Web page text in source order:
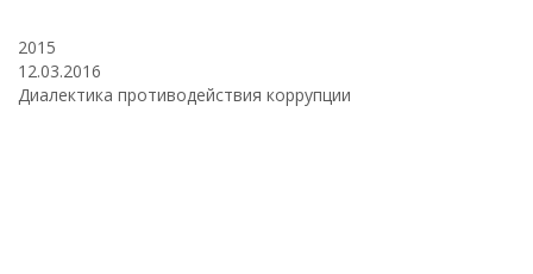
2015
12.03.2016
Диалектика противодействия коррупции